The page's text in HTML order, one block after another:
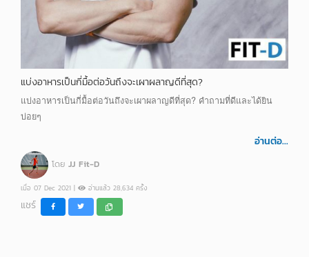
แบ่งอาหารเป็นกี่มื้อต่อวันถึงจะเผาผลาญดีที่สุด?
แบ่งอาหารเป็นกี่มื้อต่อวันถึงจะเผาผลาญดีที่สุด? คำถามที่ดีและได้ยิน
บ่อยๆ
อ่านต่อ...
โดย JJ Fit-D
เมื่อ 07 Dec 2021 | อ่านแล้ว 28,634 ครั้ง
แชร์